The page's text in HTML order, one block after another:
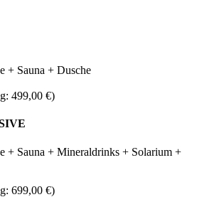
+ Sauna + Dusche
499,00 €)
+ Sauna + Mineraldrinks + Solarium +
699,00 €)